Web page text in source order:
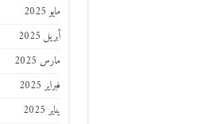
مايو 2025
أبريل 2025
مارس 2025
فبراير 2025
يناير 2025